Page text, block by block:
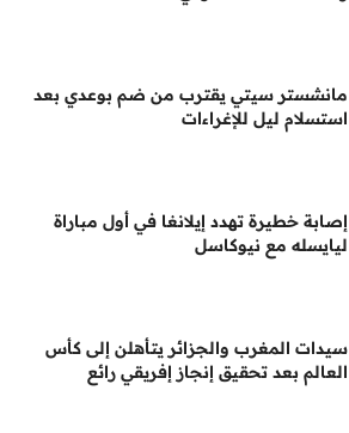
مانشستر سيتي يقترب من ضم بوعدي بعد
استسلام ليل للإغراءات
إصابة خطيرة تهدد إيلانغا في أول مباراة
ليايسله مع نيوكاسل
سيدات المغرب والجزائر يتأهلن إلى كأس
العالم بعد تحقيق إنجاز إفريقي رائع